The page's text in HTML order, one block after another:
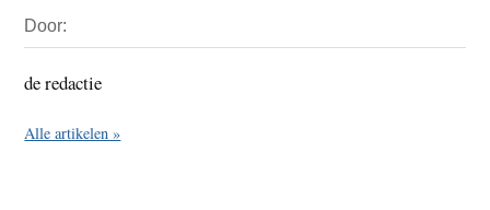
Sidebar
Door:
de redactie
Alle artikelen »